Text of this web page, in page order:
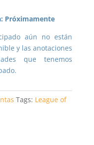
Próximamente
aún no están
y las anotaciones
que tenemos
Tags: League of